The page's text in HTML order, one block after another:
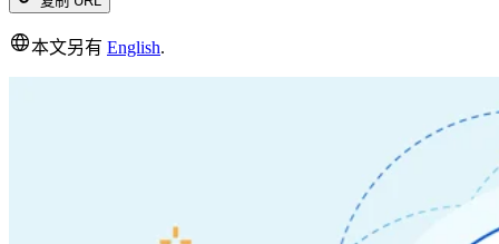
本文另有 English.